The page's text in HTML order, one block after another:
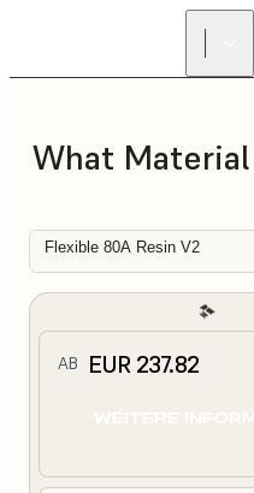
What
Flexible 80A Resin V2
AB EUR 237.82